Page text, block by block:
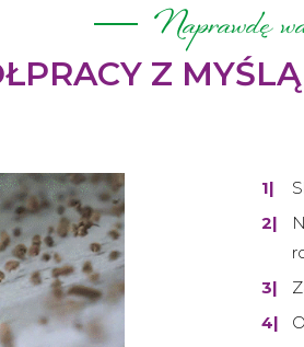
Naprawdę
Z
1|
2|
3|
4|